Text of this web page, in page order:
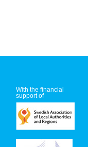
With the financial
support of